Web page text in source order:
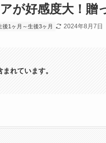
が好感度大！贈
後1ヶ月～生後3ヶ月 2024年8月7日
れています。